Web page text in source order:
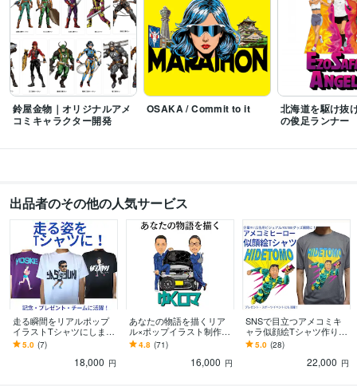
得意分野
イラスト作成・漫画制作 アイコン作成
イラストデザイン
イラスト作成・漫画制作 キャラクターデザイン
キャラクターデザイン
学歴
ヒューマンアカデミー札幌校
鈴屋金物｜オリジナルアメ
コミキャラクター開発
OSAKA / Commit to it
北海道を駆け抜
の俊足ランナー
出品者のその他の人気サービス
走る瞬間をリアルポップ
イラストTシャツにします
思い出のレースを、ずっ
と残るイラストに
5.0 (7)
18,000 円
あなたの物語を描くリア
ル×ポップイラスト制作し
ます SNS・音楽・スポー
ツ・ビジネスを魅力的に
4.8 (71)
16,000 円
SNSで目立つアメコミキ
ャラ似顔絵Tシャツ作りま
す 企業PR・YouTube・ア
パレルにも展開可能
5.0 (28)
22,000 円